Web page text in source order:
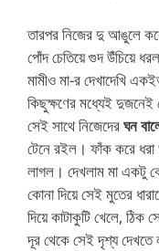
তারপর নিজের দু আঙুলে
পোঁদ চেতিয়ে গুদ উঁচিয়ে
মামীও মা-র দেখাদেখি
কিছুক্ষণের মধ্যেই দুজনেই
সেই সাথে নিজেদেরঘন
টেনে রইল। ফাঁক করে ধরা
লাগল। দেখলাম মা একটু
কোনা দিয়ে সেই মুতের
দিয়ে কাটাকুটি খেলে,
দূর থেকে সেই দৃশ্য দেখতে